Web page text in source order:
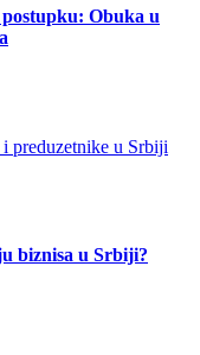
Obuka u
biznisa u Srbiji?